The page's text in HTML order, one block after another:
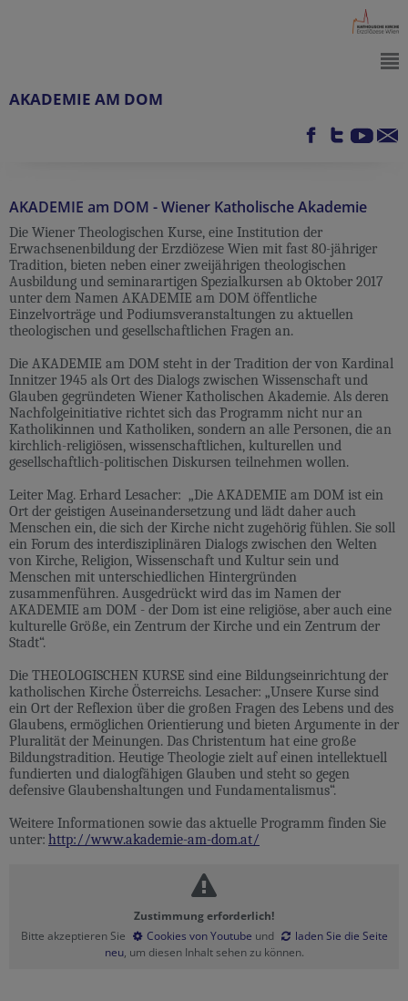
AKADEMIE AM DOM
AKADEMIE am DOM - Wiener Katholische Akademie
Die Wiener Theologischen Kurse, eine Institution der
Erwachsenenbildung der Erzdiözese Wien mit fast 80-jähriger
Tradition, bieten neben einer zweijährigen theologischen
Ausbildung und seminarartigen Spezialkursen ab Oktober 2017
unter dem Namen AKADEMIE am DOM öffentliche
Einzelvorträge und Podiumsveranstaltungen zu aktuellen
theologischen und gesellschaftlichen Fragen an.
Die AKADEMIE am DOM steht in der Tradition der von Kardinal
Innitzer 1945 als Ort des Dialogs zwischen Wissenschaft und
Glauben gegründeten Wiener Katholischen Akademie. Als deren
Nachfolgeinitiative richtet sich das Programm nicht nur an
Katholikinnen und Katholiken, sondern an alle Personen, die an
kirchlich-religiösen, wissenschaftlichen, kulturellen und
gesellschaftlich-politischen Diskursen teilnehmen wollen.
Leiter Mag. Erhard Lesacher: „Die AKADEMIE am DOM ist ein
Ort der geistigen Auseinandersetzung und lädt daher auch
Menschen ein, die sich der Kirche nicht zugehörig fühlen. Sie soll
ein Forum des interdisziplinären Dialogs zwischen den Welten
von Kirche, Religion, Wissenschaft und Kultur sein und
Menschen mit unterschiedlichen Hintergründen
zusammenführen. Ausgedrückt wird das im Namen der
AKADEMIE am DOM - der Dom ist eine religiöse, aber auch eine
kulturelle Größe, ein Zentrum der Kirche und ein Zentrum der
Stadt“.
Die THEOLOGISCHEN KURSE sind eine Bildungseinrichtung der
katholischen Kirche Österreichs. Lesacher: „Unsere Kurse sind
ein Ort der Reflexion über die großen Fragen des Lebens und des
Glaubens, ermöglichen Orientierung und bieten Argumente in der
Pluralität der Meinungen. Das Christentum hat eine große
Bildungstradition. Heutige Theologie zielt auf einen intellektuell
fundierten und dialogfähigen Glauben und steht so gegen
defensive Glaubenshaltungen und Fundamentalismus“.
Weitere Informationen sowie das aktuelle Programm finden Sie
unter: http://www.akademie-am-dom.at/
Zustimmung erforderlich!
Bitte akzeptieren Sie
Cookies von Youtube und
laden Sie die Seite
neu, um diesen Inhalt sehen zu können.